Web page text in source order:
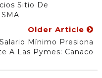
Sitio De
Older Article
Mínimo Presiona
A Las Pymes: Canaco